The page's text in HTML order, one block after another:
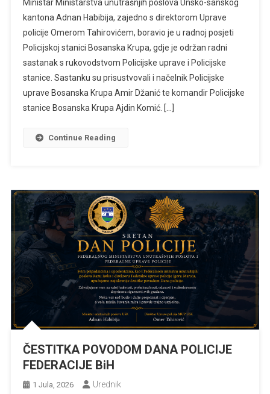
Ministar Ministarstva unutrašnjih poslova Unsko-sanskog
kantona Adnan Habibija, zajedno s direktorom Uprave
policije Omerom Tahirovićem, boravio je u radnoj posjeti
Policijskoj stanici Bosanska Krupa, gdje je održan radni
sastanak s rukovodstvom Policijske uprave i Policijske
stanice. Sastanku su prisustvovali i načelnik Policijske
uprave Bosanska Krupa Amir Džanić te komandir Policijske
stanice Bosanska Krupa Ajdin Komić. […]
Continue Reading
ČESTITKA POVODOM DANA POLICIJE
FEDERACIJE BiH
1 Jula, 2026 Urednik